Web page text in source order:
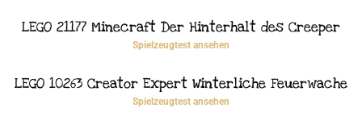
LEGO 21177 Minecraft Der Hinterhalt des Creeper
Spielzeugtest ansehen
LEGO 10263 Creator Expert Winterliche Feuerwache
Spielzeugtest ansehen